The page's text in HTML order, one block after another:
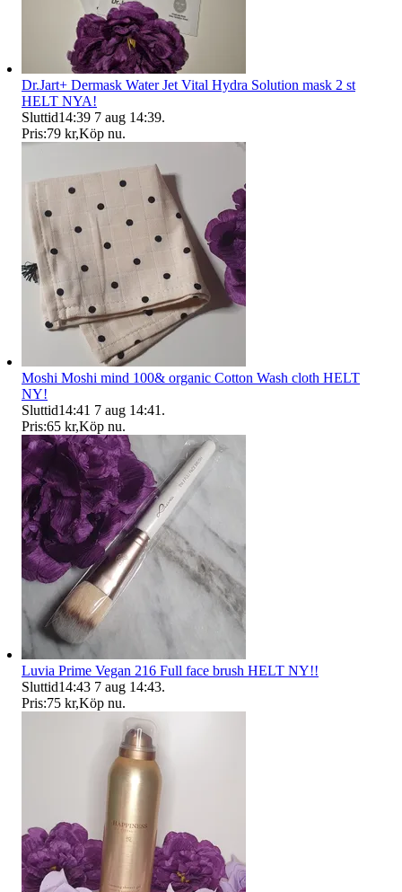
Dr.Jart+ Dermask Water Jet Vital Hydra Solution mask 2 st
HELT NYA!
Sluttid14:39 7 aug 14:39.
Pris:79 kr,Köp nu.
Moshi Moshi mind 100& organic Cotton Wash cloth HELT
NY!
Sluttid14:41 7 aug 14:41 .
Pris:65 kr,Köp nu.
Luvia Prime Vegan 216 Full face brush HELT NY!!
Sluttid14:43 7 aug 14:43.
Pris:75 kr,Köp nu.